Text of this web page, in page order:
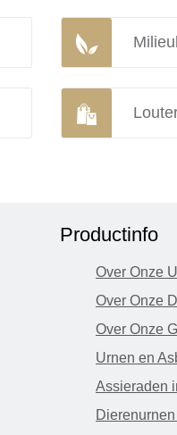
Productinfo
Over Onze
Over Onze
Over Onze
Urnen en
Assieraden